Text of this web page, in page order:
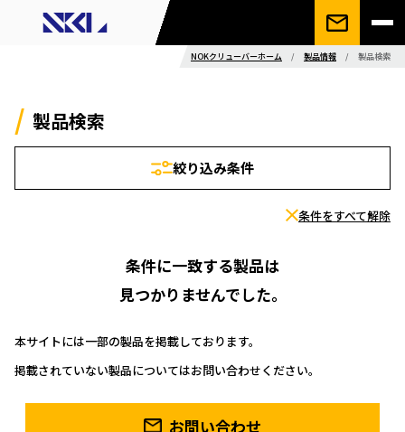
NOKクリューバーホーム / 製品情報 / 製品検索
製品検索
絞り込み条件
条件をすべて解除
条件に一致する製品は
見つかりませんでした。
本サイトには一部の製品を掲載しております。
掲載されていない製品についてはお問い合わせください。
お問い合わせ